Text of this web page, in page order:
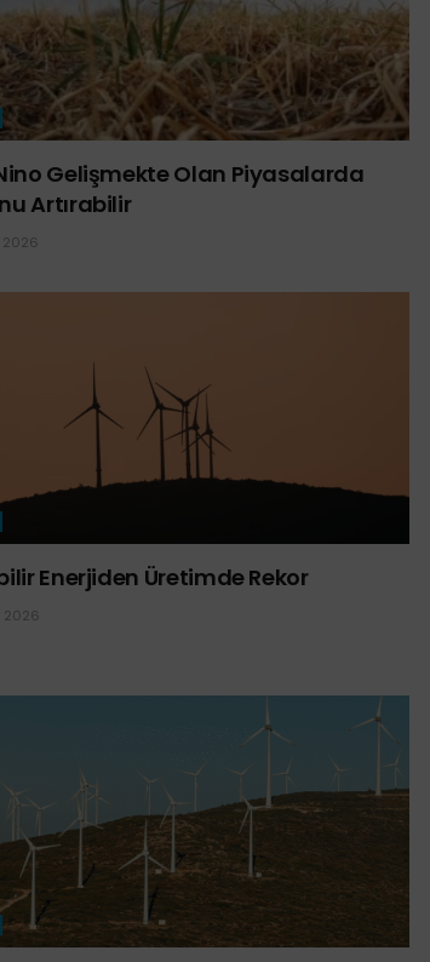
Gelişmekte Olan Piyasalarda
Artırabilir
2026
Enerjiden Üretimde Rekor
2026